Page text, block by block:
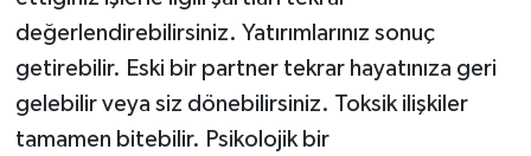
değerlendirebilirsiniz. Yatırımlarınız sonuç
getirebilir. Eski bir partner tekrar hayatınıza geri
gelebilir veya siz dönebilirsiniz. Toksik ilişkiler
tamamen bitebilir. Psikolojik bir